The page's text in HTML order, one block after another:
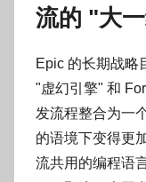
流的 "大
Epic 的长期战略
"虚幻引擎" 和
发流程整合为一
的语境下变得更
流共用的编程语